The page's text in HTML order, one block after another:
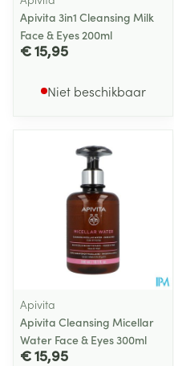
Apivita 3in1 Cleansing Milk
Face & Eyes 200ml
€ 15,95
Niet beschikbaar
Apivita
Apivita Cleansing Micellar
Water Face & Eyes 300ml
€ 15,95